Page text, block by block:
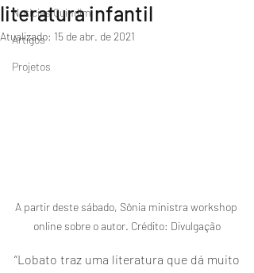
Notícias Quindim
Artigos
Projetos
literatura infantil
Atualizado: 15 de abr. de 2021
A partir deste sábado, Sônia ministra workshop
online sobre o autor. Crédito: Divulgação
“Lobato traz uma literatura que dá muito